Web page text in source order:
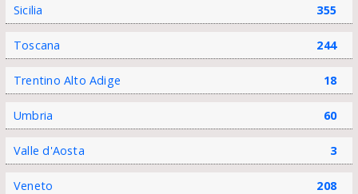
Sicilia 355
Toscana 244
Trentino Alto Adige 18
Umbria 60
Valle d'Aosta 3
Veneto 208